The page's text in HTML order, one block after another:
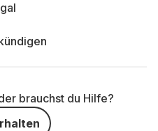
brauchst du Hilfe?